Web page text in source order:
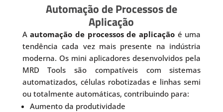
Automação de Processos de
Aplicação
Aautomação de processos de aplicaçãoé uma
tendência cada vez mais presente na indústria
moderna. Os mini aplicadores desenvolvidos pela
MRD Tools são compatíveis com sistemas
automatizados, células robotizadas e linhas semi
ou totalmente automáticas, contribuindo para:
Aumento da produtividade